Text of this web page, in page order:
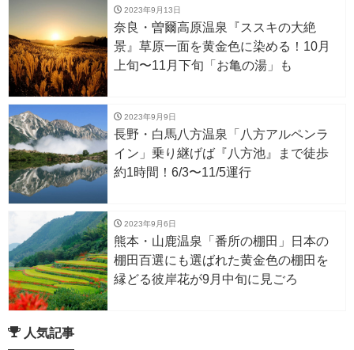
2023年9月13日
奈良・曽爾高原温泉『ススキの大絶
景』草原一面を黄金色に染める！10月
上旬〜11月下旬「お亀の湯」も
2023年9月9日
長野・白馬八方温泉「八方アルペンラ
イン」乗り継げば『八方池』まで徒歩
約1時間！6/3〜11/5運行
2023年9月6日
熊本・山鹿温泉「番所の棚田」日本の
棚田百選にも選ばれた黄金色の棚田を
縁どる彼岸花が9月中旬に見ごろ
人気記事